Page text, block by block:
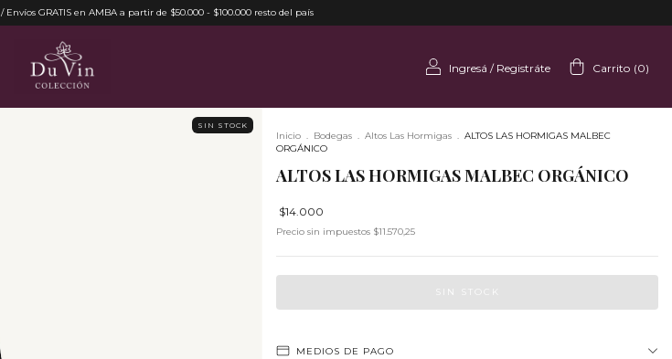
GRATIS en AMBA a partir de $50.000 - $100.000 resto del país
Ingresá / Registráte Carrito (0)
SIN STOCK
Inicio . Bodegas . Altos Las Hormigas . ALTOS LAS HORMIGAS MALBEC
ORGÁNICO
ALTOS LAS HORMIGAS MALBEC ORGÁNICO
$14.000
Precio sin impuestos $11.570,25
MEDIOS DE PAGO